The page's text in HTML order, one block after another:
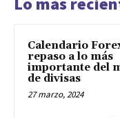
Calendario
repaso a lo más
importante del
de divisas
27 marzo, 2024